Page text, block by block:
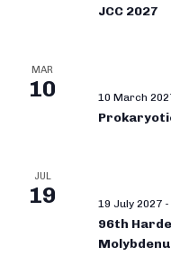
JCC 2027
MAR
10 10 March
JUL
19 19 July 2027 -
96th